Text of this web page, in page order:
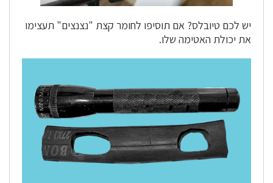
יש לכם טיובלס? אם תוסיפו לחומר קצת "נצנצים" תעצימו
את יכולת האטימה שלו.